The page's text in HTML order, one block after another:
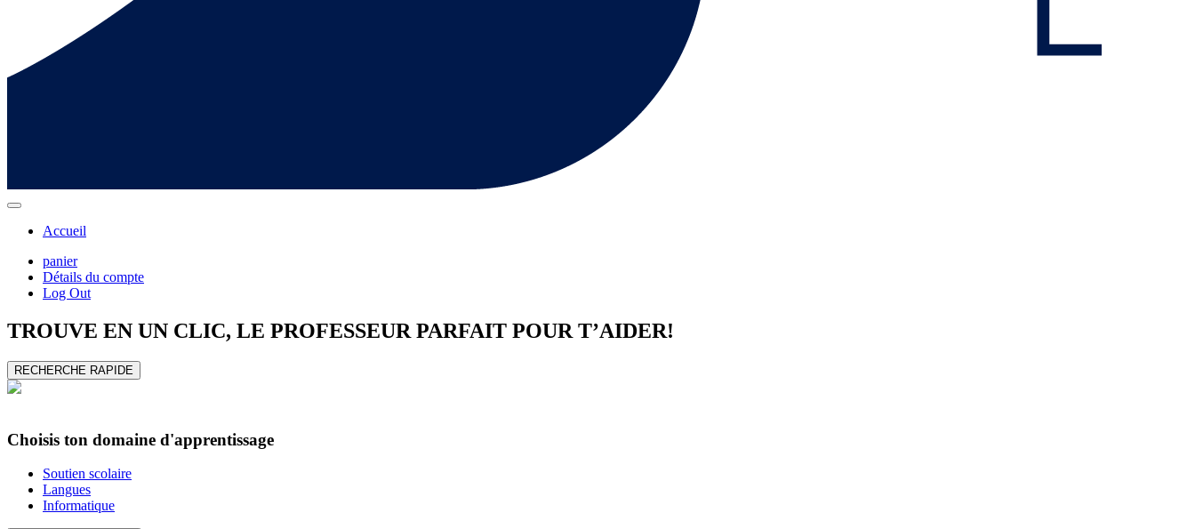
Accueil
panier
Détails du compte
Log Out
TROUVE EN UN CLIC, LE PROFESSEUR PARFAIT POUR T’AIDER!
RECHERCHE RAPIDE
Choisis ton domaine d'apprentissage
Soutien scolaire
Langues
Informatique